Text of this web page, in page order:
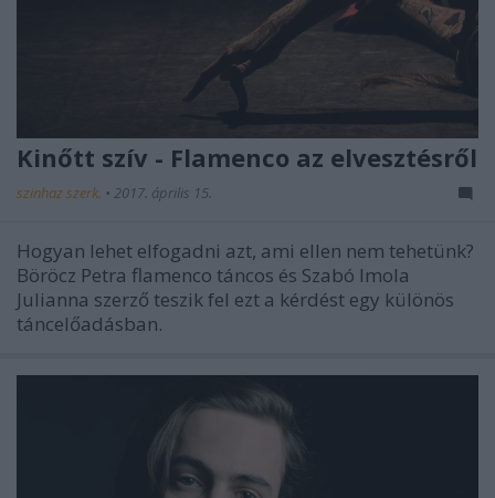
Kinőtt szív - Flamenco az elvesztésről
szinhaz szerk. • 2017. április 15.
Hogyan lehet elfogadni azt, ami ellen nem tehetünk?
Böröcz Petra flamenco táncos és Szabó Imola
Julianna szerző teszik fel ezt a kérdést egy különös
táncelőadásban.